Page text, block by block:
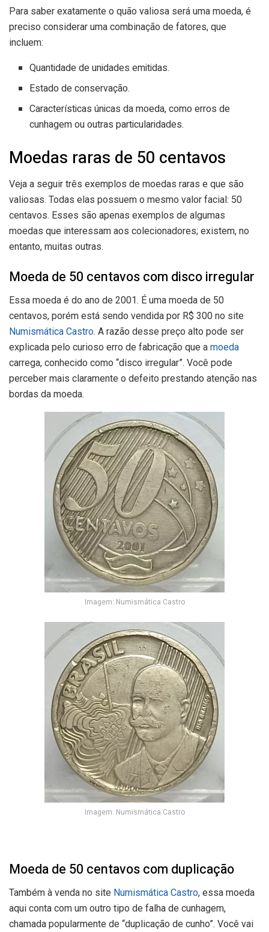
Para saber exatamente o quão valiosa será uma moeda, é
preciso considerar uma combinação de fatores, que
incluem:
Quantidade de unidades emitidas.
Estado de conservação.
Características únicas da moeda, como erros de
cunhagem ou outras particularidades.
Moedas raras de 50 centavos
Veja a seguir três exemplos de moedas raras e que são
valiosas. Todas elas possuem o mesmo valor facial: 50
centavos. Esses são apenas exemplos de algumas
moedas que interessam aos colecionadores; existem, no
entanto, muitas outras.
Moeda de 50 centavos com disco irregular
Essa moeda é do ano de 2001. É uma moeda de 50
centavos, porém está sendo vendida por R$ 300 no site
Numismática Castro. A razão desse preço alto pode ser
explicada pelo curioso erro de fabricação que a moeda
carrega, conhecido como “disco irregular”. Você pode
perceber mais claramente o defeito prestando atenção nas
bordas da moeda.
Imagem: Numismática Castro
Imagem: Numismática Castro
Moeda de 50 centavos com duplicação
Também à venda no site Numismática Castro, essa moeda
aqui conta com um outro tipo de falha de cunhagem,
chamada popularmente de “duplicação de cunho”. Você vai